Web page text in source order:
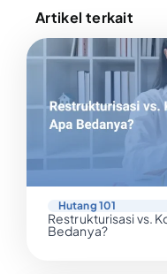
Artikel terkait
Hutang 101
Restrukturisasi vs.
Bedanya?